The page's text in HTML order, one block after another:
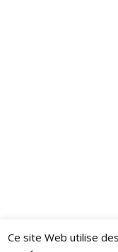
Ce site Web utilise